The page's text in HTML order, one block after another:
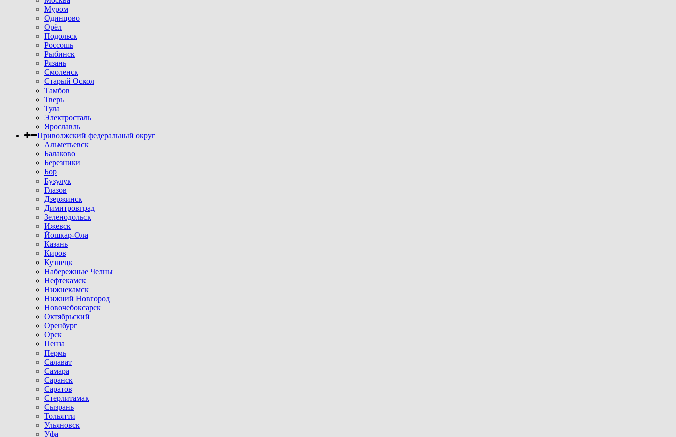
Муром
Одинцово
Орёл
Подольск
Россошь
Рыбинск
Рязань
Смоленск
Старый Оскол
Тамбов
Тверь
Тула
Электросталь
Ярославль
Приволжский федеральный округ
Альметьевск
Балаково
Березники
Бор
Бузулук
Глазов
Дзержинск
Димитровград
Зеленодольск
Ижевск
Йошкар-Ола
Казань
Киров
Кузнецк
Набережные Челны
Нефтекамск
Нижнекамск
Нижний Новгород
Новочебоксарск
Октябрьский
Оренбург
Орск
Пенза
Пермь
Салават
Самара
Саранск
Саратов
Стерлитамак
Сызрань
Тольятти
Ульяновск
Уфа